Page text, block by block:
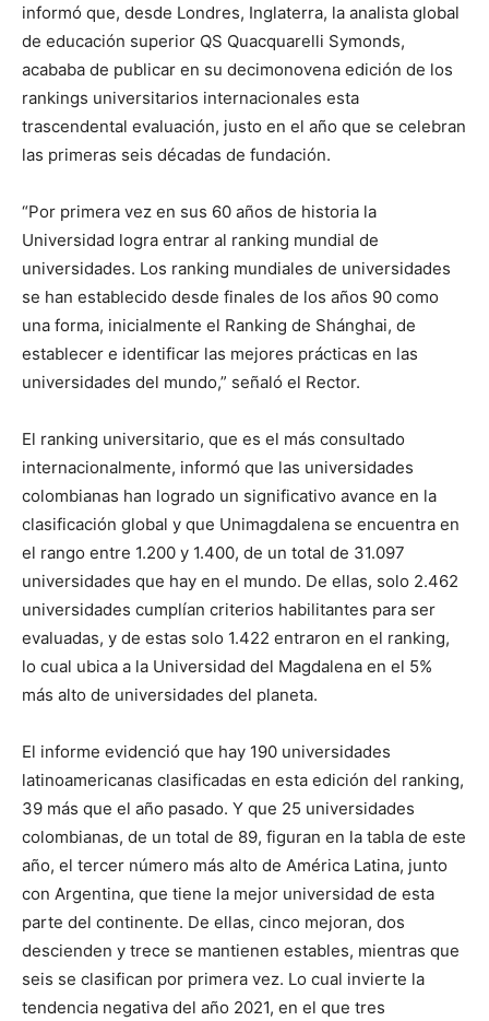
informó que, desde Londres, Inglaterra, la analista global
de educación superior QS Quacquarelli Symonds,
acababa de publicar en su decimonovena edición de los
rankings universitarios internacionales esta
trascendental evaluación, justo en el año que se celebran
las primeras seis décadas de fundación.
“Por primera vez en sus 60 años de historia la
Universidad logra entrar al ranking mundial de
universidades. Los ranking mundiales de universidades
se han establecido desde finales de los años 90 como
una forma, inicialmente el Ranking de Shánghai, de
establecer e identificar las mejores prácticas en las
universidades del mundo,” señaló el Rector.
El ranking universitario, que es el más consultado
internacionalmente, informó que las universidades
colombianas han logrado un significativo avance en la
clasificación global y que Unimagdalena se encuentra en
el rango entre 1.200 y 1.400, de un total de 31.097
universidades que hay en el mundo. De ellas, solo 2.462
universidades cumplían criterios habilitantes para ser
evaluadas, y de estas solo 1.422 entraron en el ranking,
lo cual ubica a la Universidad del Magdalena en el 5%
más alto de universidades del planeta.
El informe evidenció que hay 190 universidades
latinoamericanas clasificadas en esta edición del ranking,
39 más que el año pasado. Y que 25 universidades
colombianas, de un total de 89, figuran en la tabla de este
año, el tercer número más alto de América Latina, junto
con Argentina, que tiene la mejor universidad de esta
parte del continente. De ellas, cinco mejoran, dos
descienden y trece se mantienen estables, mientras que
seis se clasifican por primera vez. Lo cual invierte la
tendencia negativa del año 2021, en el que tres